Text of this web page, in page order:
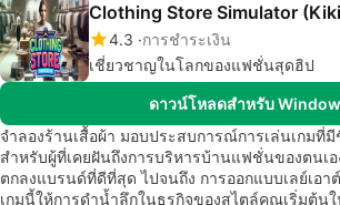
Clothing Store Simulator
4.3 การชำระเงิน
เชี่ยวชาญในโลกของแฟชั่นสุดฮิป
ดาวน์โหลดสำหรับ
จำลองร้านเสื้อผ้า มอบประสบการณ์การเล่นเกมที่
สำหรับผู้ที่เคยฝันถึงการบริหารบ้านแฟชั่นของตนเอ
ตกลงแบรนด์ที่ดีที่สุด ไปจนถึง การออกแบบเลย์เอา
เกมนี้ให้การดำน้ำลึกในธุรกิจของสไตล์คุณเริ่มต้น